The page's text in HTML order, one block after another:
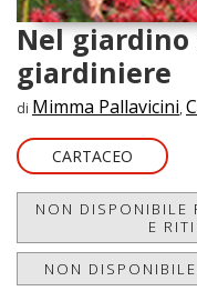
Nel
giardiniere
di Mimma Pallavicini,
CARTACEO
NON DISPONIBILE
E
NON